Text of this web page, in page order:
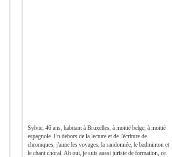
Sylvie, 46 ans, habitant à Bruxelles, à moitié belge, à moitié
espagnole. En dehors de la lecture et de l'écriture de
chroniques, j'aime les voyages, la randonnée, le badminton et
le chant choral. Ah oui, je suis aussi juriste de formation, ce